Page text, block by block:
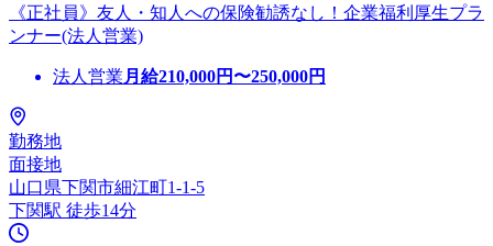
《正社員》友人・知人への保険勧誘なし！企業福利厚生プラ
ンナー(法人営業)
法人営業 月給210,000円〜250,000円
勤務地
面接地
山口県下関市細江町1-1-5
下関駅 徒歩14分